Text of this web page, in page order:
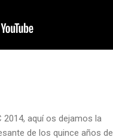
2014, aquí os dejamos la
de los quince años de